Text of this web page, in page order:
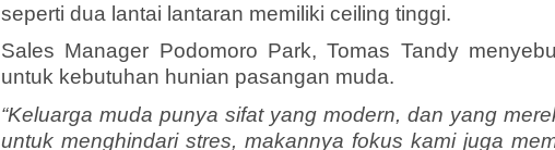
seperti dua lantai lantaran memiliki ceiling tinggi.
Sales Manager Podomoro Park, Tomas Tandy
untuk kebutuhan hunian pasangan muda.
“Keluarga muda punya sifat yang modern, dan yang
untuk menghindari stres, makannya fokus kami juga